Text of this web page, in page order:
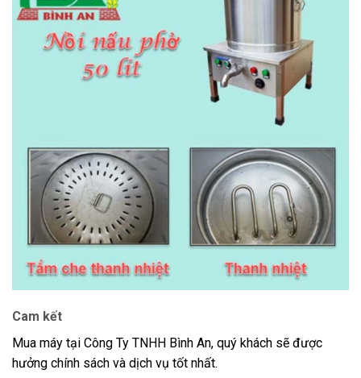
Cam kết
Mua máy tại Công Ty TNHH Bình An, quý khách sẽ được
hưởng chính sách và dịch vụ tốt nhất.